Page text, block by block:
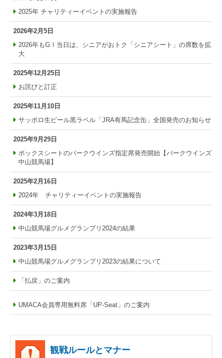
2025年 チャリティーイベントの実施報告
2026年2月5日
2026年もGⅠ当日は、シニアがおトク「シニアシート」の席数を拡
大
2025年12月25日
お詫びと訂正
2025年11月10日
サッポロ生ビール黒ラベル「JRA有馬記念缶」全国発売のお知らせ
2025年9月29日
ボックスシートのパークウインズ指定席発売開始【パークウインズ
中山競馬場】
2025年2月16日
2024年 チャリティーイベントの実施報告
2024年3月18日
中山競馬場グルメグランプリ2024の結果
2023年3月15日
中山競馬場グルメグランプリ2023の結果について
「払戻」のご案内
UMACA会員専用無料席「UP-Seat」のご案内
観戦ルールとマナー